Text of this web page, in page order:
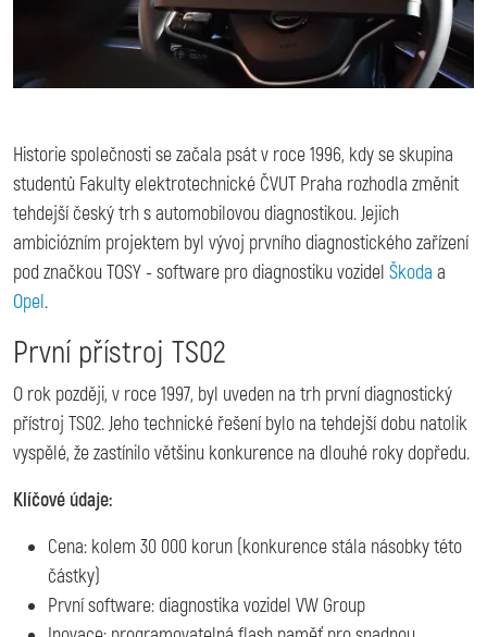
Historie společnosti se začala psát v roce 1996, kdy se skupina
studentů Fakulty elektrotechnické ČVUT Praha rozhodla změnit
tehdejší český trh s automobilovou diagnostikou. Jejich
ambiciózním projektem byl vývoj prvního diagnostického zařízení
pod značkou TOSY - software pro diagnostiku vozidel Škoda a
Opel.
První přístroj TS02
O rok později, v roce 1997, byl uveden na trh první diagnostický
přístroj TS02. Jeho technické řešení bylo na tehdejší dobu natolik
vyspělé, že zastínilo většinu konkurence na dlouhé roky dopředu.
Klíčové údaje:
Cena: kolem 30 000 korun (konkurence stála násobky této
částky)
První software: diagnostika vozidel VW Group